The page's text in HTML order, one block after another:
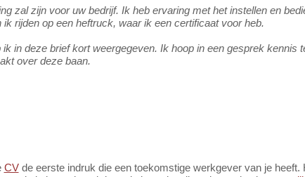
zal zijn voor uw bedrijf. Ik heb ervaring met het instellen en
rijden op een heftruck, waar ik een certificaat voor heb.
in deze brief kort weergegeven. Ik hoop in een gesprek kennis
over deze baan.
CVde eerste indruk die een toekomstige werkgever van je heeft.